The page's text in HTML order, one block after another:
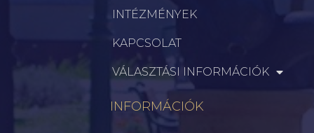
INTÉZMÉNYEK
KAPCSOLAT
VÁLASZTÁSI INFORMÁCIÓK
INFORMÁCIÓK